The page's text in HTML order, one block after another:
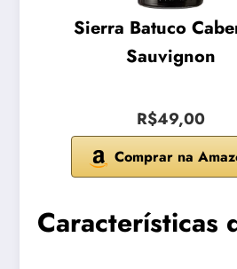
Sierra Batuco
Sauvignon
R$49,00
Comprar na
Características